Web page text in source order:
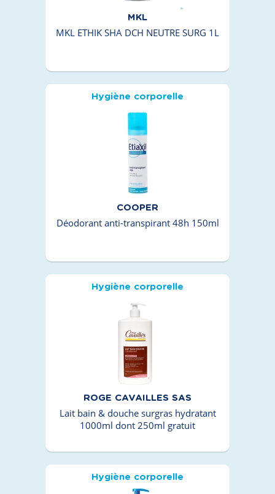
MKL
MKL ETHIK SHA DCH NEUTRE SURG 1L
Hygiène corporelle
COOPER
Déodorant anti-transpirant 48h 150ml
Hygiène corporelle
ROGE CAVAILLES SAS
Lait bain & douche surgras hydratant
1000ml dont 250ml gratuit
Hygiène corporelle